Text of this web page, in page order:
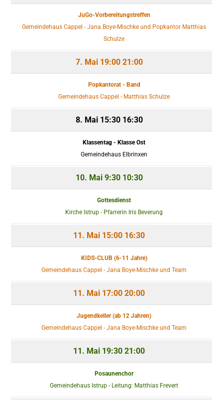
JuGo-Vorbereitungstreffen
Gemeindehaus Cappel - Jana Boye-Mischke und Popkantor Matthias
Schulze
7. Mai19:00 21:00
Popkantorat - Band
Gemeindehaus Cappel - Matthias Schulze
8. Mai15:30 16:30
Klassentag - Klasse Ost
Gemeindehaus Elbrinxen
10. Mai9:30 10:30
Gottesdienst
Kirche Istrup - Pfarrerin Iris Beverung
11. Mai 15:00 16:30
KIDS-CLUB (6-11 Jahre)
Gemeindehaus Cappel - Jana Boye-Mischke und Team
11. Mai 17:00 20:00
Jugendkeller (ab 12 Jahren)
Gemeindehaus Cappel - Jana Boye-Mischke und Team
11. Mai 19:30 21:00
Posaunenchor
Gemeindehaus Istrup - Leitung: Matthias Frevert